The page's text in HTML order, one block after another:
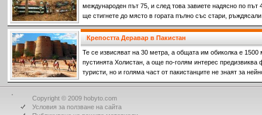
международен път 75, и след това завиете надясно по път
ще стигнете до място в гората пълно със стари,
Крепостта Деравар в Пакистан
Те се извисяват на 30 метра, а общата им обиколка е 1500
пустинята Холистан, а още по-голям интерес предизвиква
туристи, но и голяма част от пакистанците не знаят за
Copyright © 2009 hobyto.com
Условия за ползване на сайта